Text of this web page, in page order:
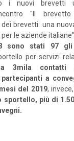
i nuovi brevetti
"Il
brevetti: una
le aziende
sono stati 97 gli
per servizi
3mila contatti
a
del 2019,
sportello, più di